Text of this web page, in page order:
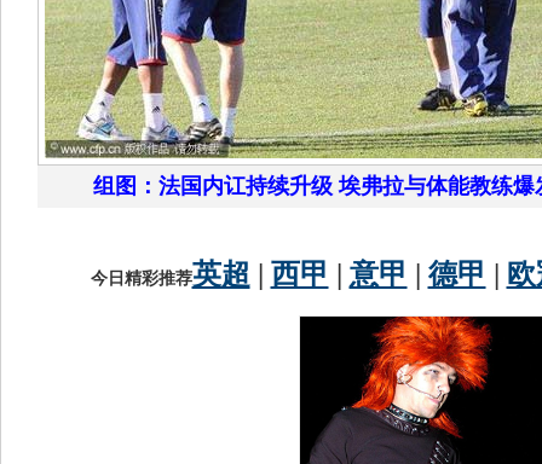
组图：法国内讧持续升级 埃弗拉与体能教练爆